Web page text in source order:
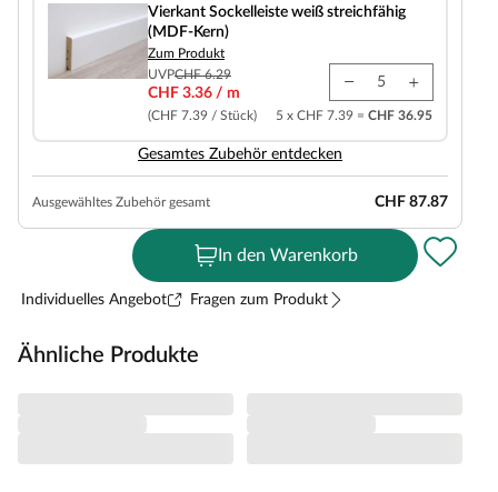
Vierkant Sockelleiste weiß streichfähig
(MDF-Kern)
Zum Produkt
UVPCHF 6.29
CHF 3.36 / m
(CHF 7.39 / Stück) 5 x CHF 7.39 = CHF 36.95
Gesamtes Zubehör entdecken
Ausgewähltes Zubehör gesamt CHF 87.87
In den Warenkorb
Individuelles Angebot Fragen zum Produkt
Ähnliche Produkte